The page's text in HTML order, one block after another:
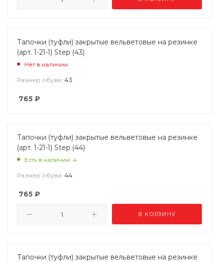
Тапочки (туфли) закрытые вельветовые на резинке
(арт. 1-21-1) Step (43)
Нет в наличии
Размер обуви: 43
765 ₽
Тапочки (туфли) закрытые вельветовые на резинке
(арт. 1-21-1) Step (44)
Есть в наличии: 4
Размер обуви: 44
765 ₽
В КОРЗИНУ
Тапочки (туфли) закрытые вельветовые на резинке